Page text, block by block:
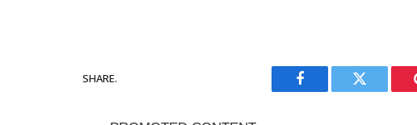
SHARE.
Facebook Twitter